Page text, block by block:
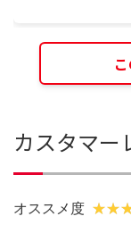
カスタマー
オススメ度